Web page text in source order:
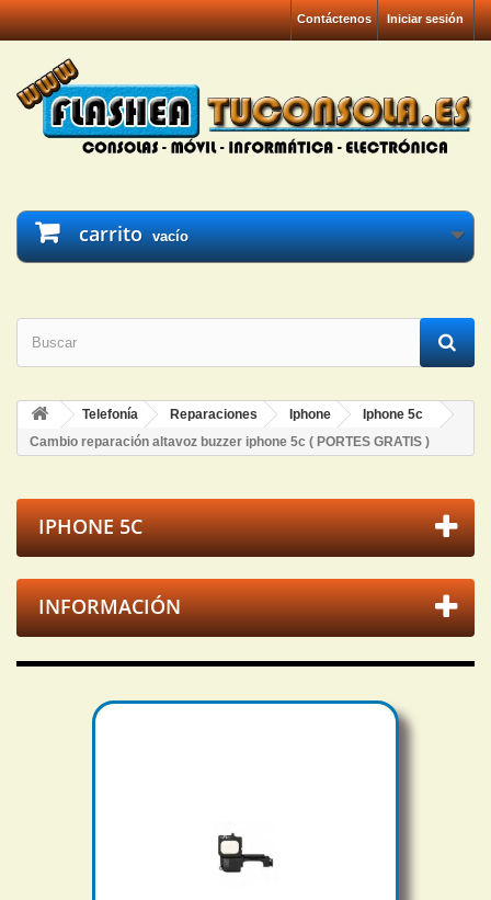
Iniciar sesión
Contáctenos
carrito vacío
Telefonía Reparaciones Iphone
Iphone 5c
Cambio reparación altavoz buzzer iphone 5c ( PORTES GRATIS )
IPHONE 5C
INFORMACIÓN